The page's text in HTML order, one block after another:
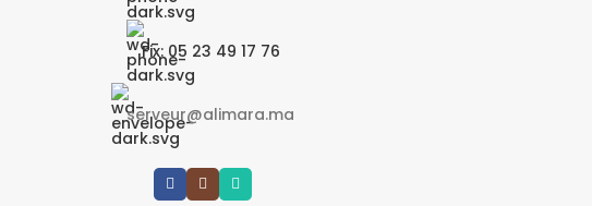
Fix: 05 23 49 17 76
serveur@alimara.ma